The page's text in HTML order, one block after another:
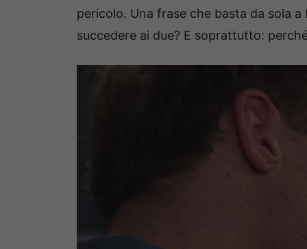
pericolo. Una frase che basta da sola
succedere ai due? E soprattutto: